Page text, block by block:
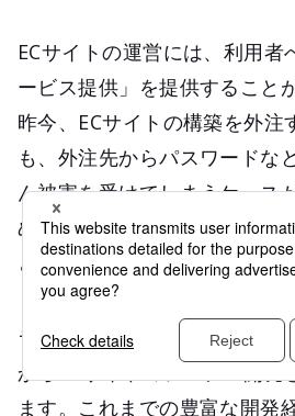
ECサイトの運営には、利用者
ービス提供」を提供すること
昨今、ECサイトの構築を外注
も、外注先からパスワードな
ん被害を受けてしまうケース
め、情報セキュリティ対策を
とが重要です。
ラックは、ECサイトが今の
からECサイトのシステム開発
ます。これまでの豊富な開発